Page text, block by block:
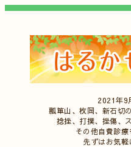
2021年9
瓢箪山、枚岡、新石切
捻挫、打撲、挫傷、
その他自費診療
先ずはお気軽